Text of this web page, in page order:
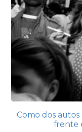
Como dos
frente